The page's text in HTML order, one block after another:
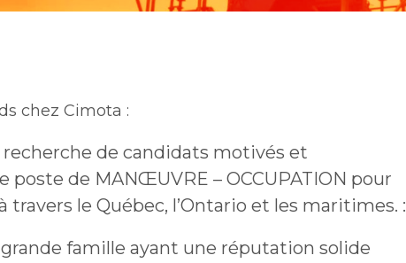
chez Cimota :
recherche de candidats motivés et
poste de MANŒUVRE – OCCUPATION pour
travers le Québec, l’Ontario et les maritimes. :
famille ayant une réputation solide